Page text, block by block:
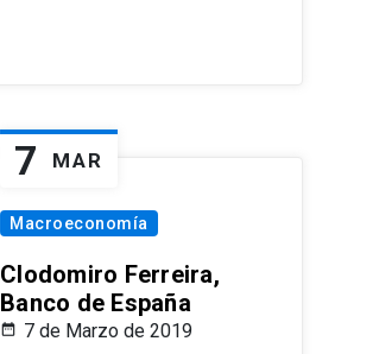
7 MAR
Macroeconomía
Clodomiro Ferreira,
Banco de España
7 de Marzo de 2019